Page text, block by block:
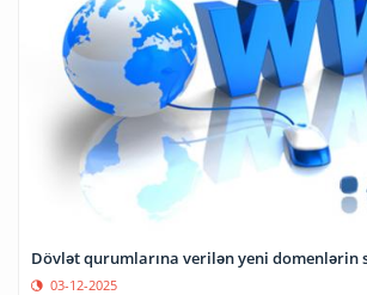
Dövlət qurumlarına verilən yeni domenlərin
03-12-2025